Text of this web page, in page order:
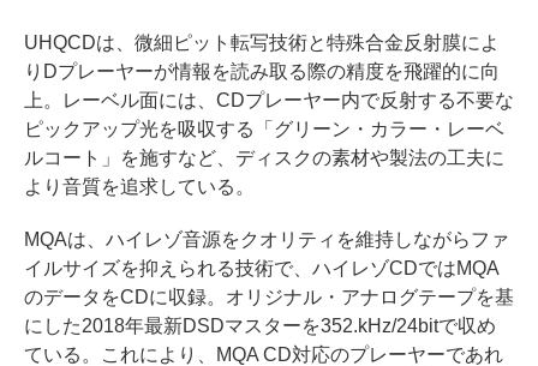
UHQCDは、微細ピット転写技術と特殊合金反射膜によ
りDプレーヤーが情報を読み取る際の精度を飛躍的に向
上。レーベル面には、CDプレーヤー内で反射する不要な
ピックアップ光を吸収する「グリーン・カラー・レーベ
ルコート」を施すなど、ディスクの素材や製法の工夫に
より音質を追求している。
MQAは、ハイレゾ音源をクオリティを維持しながらファ
イルサイズを抑えられる技術で、ハイレゾCDではMQA
のデータをCDに収録。オリジナル・アナログテープを基
にした2018年最新DSDマスターを352.kHz/24bitで収め
ている。これにより、MQA CD対応のプレーヤーであれ